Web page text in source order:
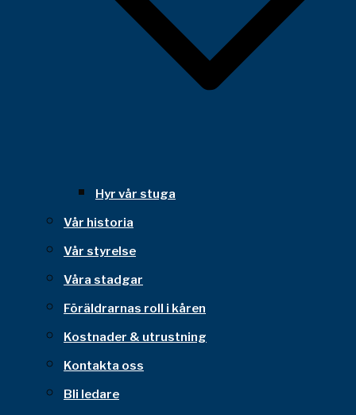
Hyr vår stuga
Vår historia
Vår styrelse
Våra stadgar
Föräldrarnas roll i kåren
Kostnader & utrustning
Kontakta oss
Bli ledare